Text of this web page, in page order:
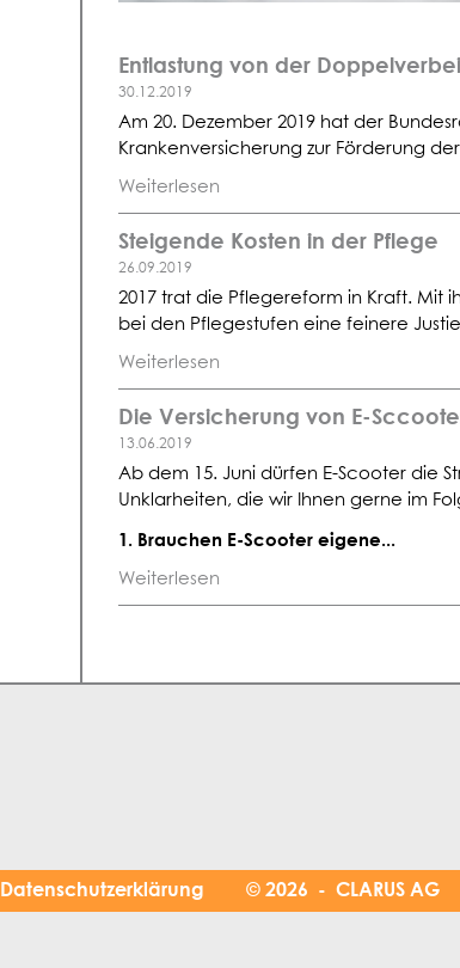
Entlastung von der
30.12.2019
Am 20. Dezember 2019 hat der
Krankenversicherung zur Förderung
Weiterlesen
Steigende Kosten in der Pflege
26.09.2019
2017 trat die Pflegereform in Kraft. Mit
bei den Pflegestufen eine feinere
Weiterlesen
Die Versicherung von E-
13.06.2019
Ab dem 15. Juni dürfen E-Scooter die
Unklarheiten, die wir Ihnen gerne im
1. Brauchen E-Scooter eigene...
Weiterlesen
Datenschutzerklärung © 2026 - CLARUS AG